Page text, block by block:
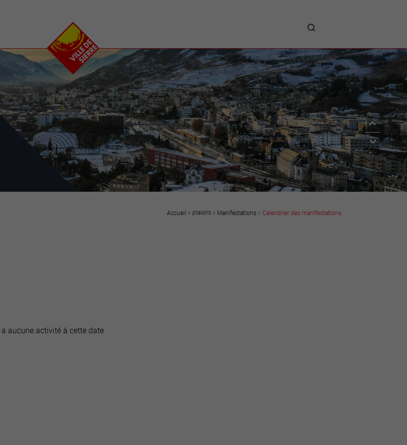
Manifestations
Art et culture
Sport et loisirs
Vins, gastronomie et
séjours
Clubs et associations
Nature
Projets
Chantiers en ville
Plan directeur du
centre-ville
Prestations
Avantages
Unternehmen :
Willkommen!
Companies : Welcome!
Imprese : benvenute!
Accueil plaisirs Manifestations Calendrier des manifestations
a aucune activité à cette date